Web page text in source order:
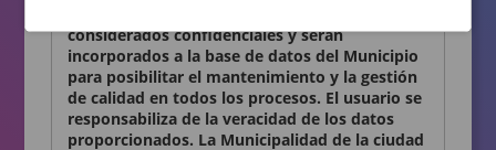
considerados confidenciales y serán
incorporados a la base de datos del Municipio
para posibilitar el mantenimiento y la gestión
de calidad en todos los procesos. El usuario se
responsabiliza de la veracidad de los datos
proporcionados. La Municipalidad de la ciudad